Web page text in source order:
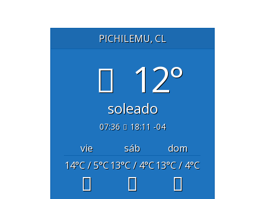
PICHILEMU, CL
12°
soleado
07:36 18:11 -04
vie sáb
dom
14°C/ 5°C13°C/ 4°C13°C/ 4°C